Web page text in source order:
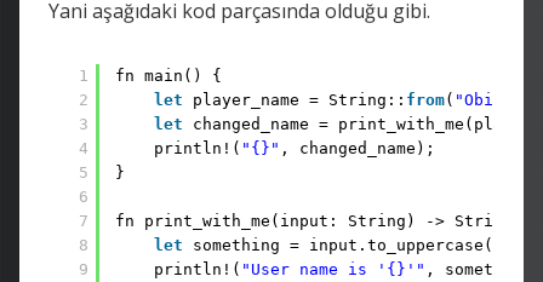
Yani aşağıdaki kod parçasında olduğu gibi.
1
2
3
4
5
6
7
8
9
fn main() {
let
player_name = String:: from( "Obi Wan"
let
changed_name =
println!( "{}" , changed_name);
}
fn print_with_me(input: String) -> String {
let
something = input.to_uppercase();
println!( "User name is '{}'" ,